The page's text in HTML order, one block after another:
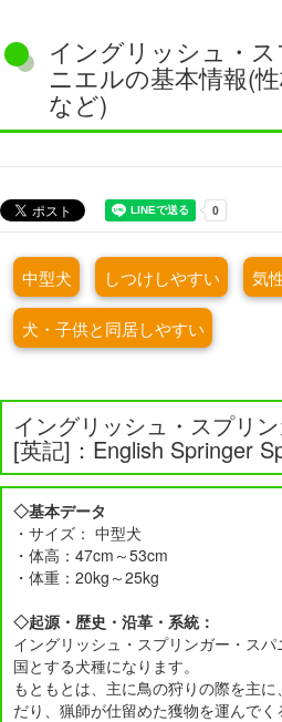
イングリッシュ・
ニエルの基本情報(
など)
中型犬 しつけしやすい 気
犬・子供と同居しやすい
イングリッシュ・スプリ
[英記]：English Springer
◇基本データ
・サイズ： 中型犬
・体高：47cm～53cm
・体重：20kg～25kg
◇起源・歴史・沿革・系統：
イングリッシュ・スプリンガー・ス
国とする犬種になります。
もともとは、主に鳥の狩りの際を主
だり、猟師が仕留めた獲物を運んでく